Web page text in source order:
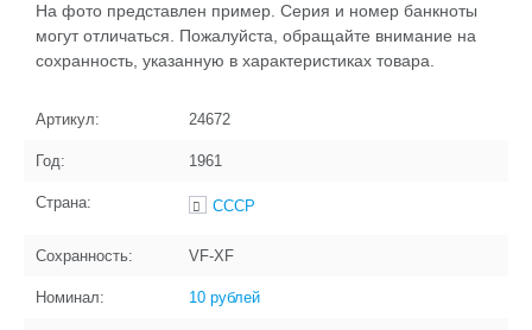
На фото представлен пример. Серия и номер банкноты
могут отличаться. Пожалуйста, обращайте внимание на
сохранность, указанную в характеристиках товара.
Артикул: 24672
Год: 1961
Страна: СССР
Сохранность: VF-XF
Номинал: 10 рублей